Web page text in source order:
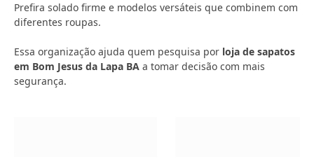
Prefira solado firme e modelos versáteis que combinem com
diferentes roupas.
Essa organização ajuda quem pesquisa por loja de sapatos
em Bom Jesus da Lapa BA a tomar decisão com mais
segurança.